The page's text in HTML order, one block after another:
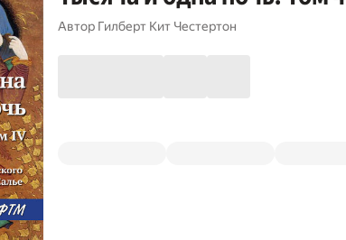
Автор Гилберт Кит Честертон